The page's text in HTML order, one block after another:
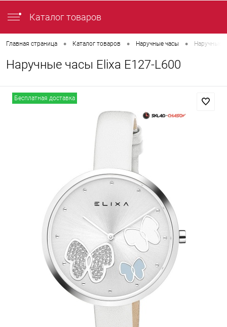
Каталог товаров
Главная страница • Каталог товаров • Наручные часы • Наручные
Наручные часы Elixa E127-L600
Бесплатная доставка